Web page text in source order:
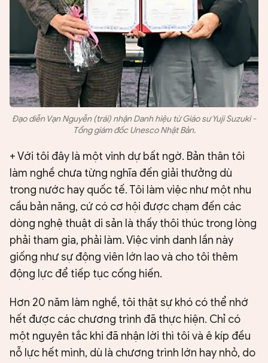
Đạo diễn Vạn Nguyễn (trái) nhận Danh hiệu từ Giáo sư Yuji Suzuki -
Tổng giám đốc Unesco Nhật Bản.
+ Với tôi đây là một vinh dự bất ngờ. Bản thân tôi
làm nghề chưa từng nghĩa đến giải thưởng dù
trong nước hay quốc tế. Tôi làm việc như một nhu
cầu bản năng, cứ có cơ hội được chạm đến các
dòng nghệ thuật di sản là thấy thôi thúc trong lòng
phải tham gia, phải làm. Việc vinh danh lần này
giống như sự động viên lớn lao và cho tôi thêm
động lực để tiếp tục cống hiến.
Hơn 20 năm làm nghề, tôi thật sự khó có thể nhớ
hết được các chương trình đã thực hiện. Chỉ có
một nguyên tắc khi đã nhận lời thì tôi và ê kíp đều
nỗ lực hết mình, dù là chương trình lớn hay nhỏ, do